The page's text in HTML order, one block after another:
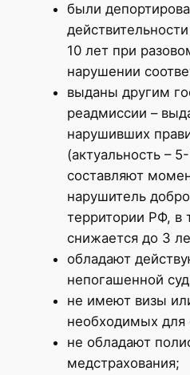
были
10 лет при
нарушении
выданы другим
реадмиссии –
нарушивших
(актуальность –
составляют
нарушитель
территории РФ, в
снижается до 3
обладают
непогашенной
не имеют визы
необходимых для
не обладают
медстрахования;